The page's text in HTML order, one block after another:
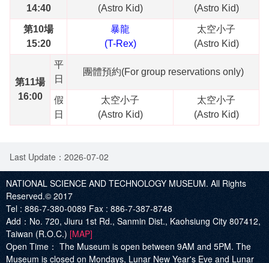
14:40
(Astro Kid)
(Astro Kid)
第10場
15:20
暴龍
(T-Rex)
太空小子
(Astro Kid)
第11場
16:00
平
日
團體預約(For group reservations only)
假
日
太空小子
(Astro Kid)
太空小子
(Astro Kid)
Last Update：2026-07-02
NATIONAL SCIENCE AND TECHNOLOGY MUSEUM. All Rights
Reserved.© 2017
Tel : 886-7-380-0089 Fax : 886-7-387-8748
Add ：No. 720, Jiuru 1st Rd., Sanmin Dist., Kaohsiung City 807412,
Taiwan (R.O.C.) [MAP]
Open Time： The Museum is open between 9AM and 5PM. The
Museum is closed on Mondays, Lunar New Year's Eve and Lunar